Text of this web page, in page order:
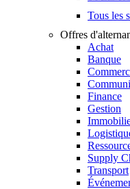
Tous les
Offres
Achat
Banque
Finance
Gestion
Supply
Transport